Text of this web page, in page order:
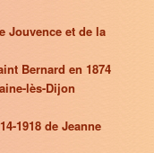
Jouvence et de la
Bernard en 1874
lès-Dijon
1918 de Jeanne